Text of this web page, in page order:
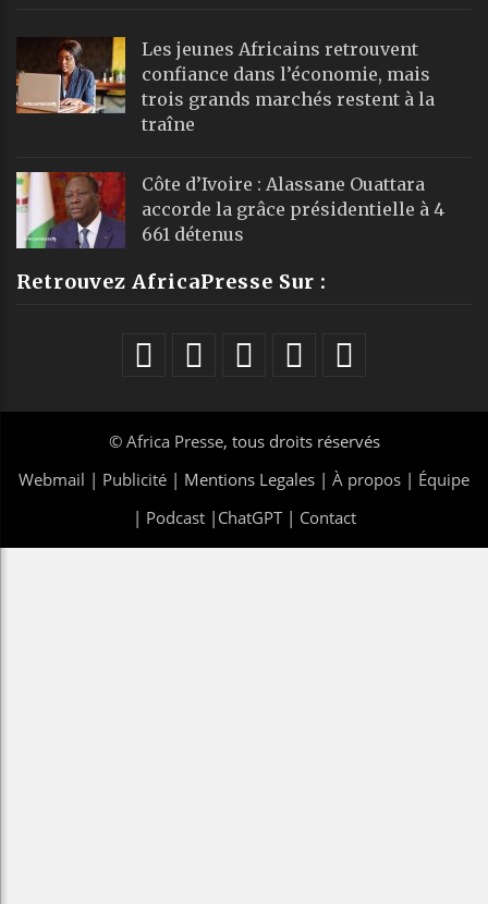
Les jeunes Africains retrouvent
confiance dans l’économie, mais
trois grands marchés restent à la
traîne
Côte d’Ivoire : Alassane Ouattara
accorde la grâce présidentielle à 4
661 détenus
Retrouvez AfricaPresse Sur :
© Africa Presse, tous droits réservés
Webmail | Publicité | Mentions Legales | À propos | Équipe
| Podcast| ChatGPT| Contact